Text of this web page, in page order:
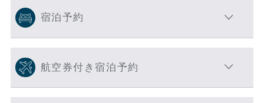
宿泊予約
航空券付き宿泊予約